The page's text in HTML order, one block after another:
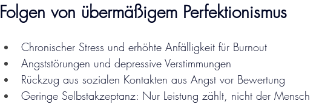
Folgen von übermäßigem Perfektionismus
Chronischer Stress und erhöhte Anfälligkeit für Burnout
Angststörungen und depressive Verstimmungen
Rückzug aus sozialen Kontakten aus Angst vor Bewertung
Geringe Selbstakzeptanz: Nur Leistung zählt, nicht der Mensch